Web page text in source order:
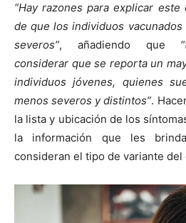
“Hay razones para explicar
de que los individuos
severos”, añadiendo que
considerar que se reporta un
individuos jóvenes, quienes
menos severos y distintos”.
la lista y ubicación de los
la información que les
consideran el tipo de variante del